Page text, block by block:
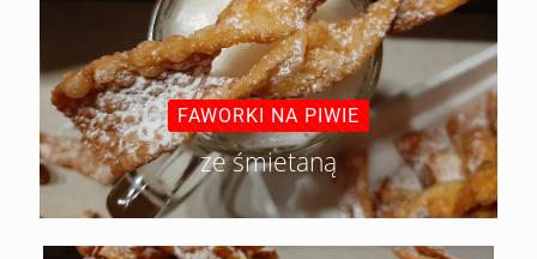
FAWORKI NA PIWIE
ze śmietaną